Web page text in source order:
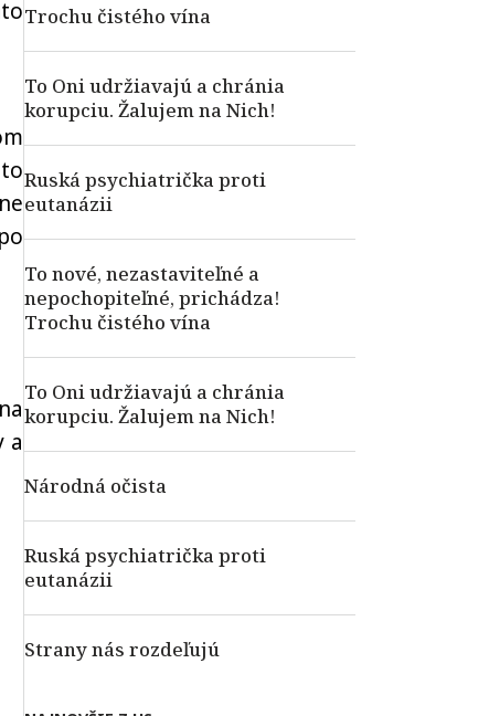
a
Trochu čistého vína
To Oni udržiavajú a chránia
korupciu. Žalujem na Nich!
Ruská psychiatrička proti
eutanázii
To nové, nezastaviteľné a
nepochopiteľné, prichádza!
Trochu čistého vína
To Oni udržiavajú a chránia
korupciu. Žalujem na Nich!
Národná očista
Ruská psychiatrička proti
eutanázii
Strany nás rozdeľujú